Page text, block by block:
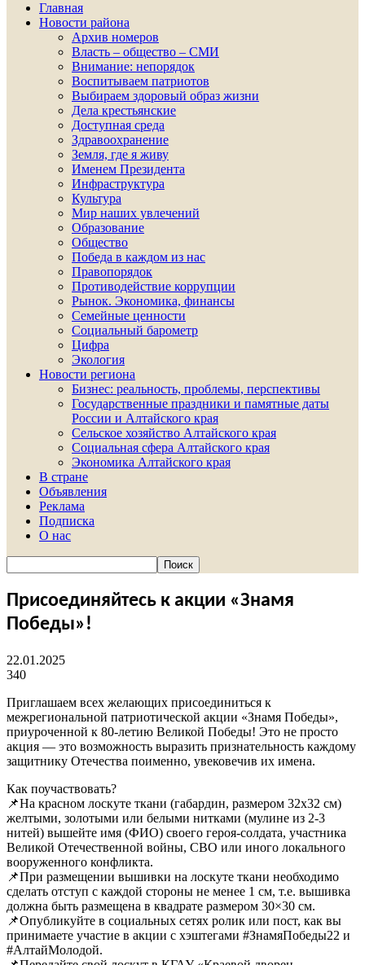
Главная
Новости района
Архив номеров
Власть – общество – СМИ
Внимание: непорядок
Воспитываем патриотов
Выбираем здоровый образ жизни
Дела крестьянские
Доступная среда
Здравоохранение
Земля, где я живу
Именем Президента
Инфраструктура
Культура
Мир наших увлечений
Образование
Общество
Победа в каждом из нас
Правопорядок
Противодействие коррупции
Рынок. Экономика, финансы
Семейные ценности
Социальный барометр
Цифра
Экология
Новости региона
Бизнес: реальность, проблемы, перспективы
Государственные праздники и памятные даты
России и Алтайского края
Сельское хозяйство Алтайского края
Социальная сфера Алтайского края
Экономика Алтайского края
В стране
Объявления
Реклама
Подписка
О нас
Присоединяйтесь к акции «Знамя
Победы»!
22.01.2025
340
Приглашаем всех желающих присоединиться к
межрегиональной патриотической акции «Знамя Победы»,
приуроченной к 80-летию Великой Победы! Это не просто
акция — это возможность выразить признательность каждому
защитнику Отечества поименно, увековечив их имена.
Как поучаствовать?
📌На красном лоскуте ткани (габардин, размером 32х32 см)
желтыми, золотыми или белыми нитками (мулине из 2-3
нитей) вышейте имя (ФИО) своего героя-солдата, участника
Великой Отечественной войны, СВО или иного локального
вооруженного конфликта.
📌При размещении вышивки на лоскуте ткани необходимо
сделать отступ с каждой стороны не менее 1 см, т.е. вышивка
должна быть размещена в квадрате размером 30×30 см.
📌Опубликуйте в социальных сетях ролик или пост, как вы
принимаете участие в акции с хэштегами #ЗнамяПобеды22 и
#АлтайМолодой.